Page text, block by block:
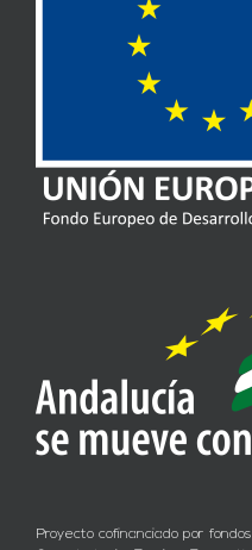
Proyecto cofinanciado por fondos